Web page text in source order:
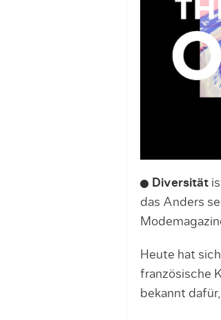
Diversität
das Anders
Heute hat
französische
bekannt